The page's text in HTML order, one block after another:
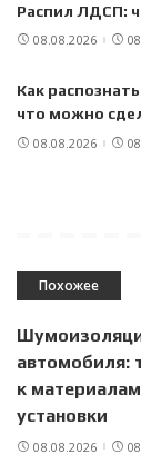
Распил ЛДСП:
08.08.2026
Как
что можно
08.08.2026
Похожее
автомобиля:
к
установки
08.08.2026